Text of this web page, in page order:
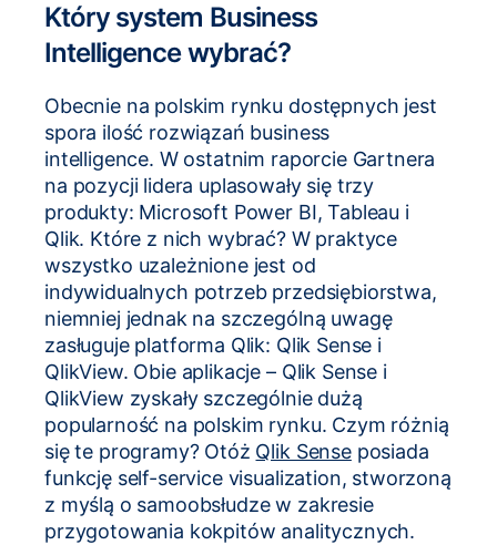
Który system Business
Intelligence wybrać?
Obecnie na polskim rynku dostępnych jest
spora ilość rozwiązań business
intelligence. W ostatnim raporcie Gartnera
na pozycji lidera uplasowały się trzy
produkty: Microsoft Power BI, Tableau i
Qlik. Które z nich wybrać? W praktyce
wszystko uzależnione jest od
indywidualnych potrzeb przedsiębiorstwa,
niemniej jednak na szczególną uwagę
zasługuje platforma Qlik: Qlik Sense i
QlikView. Obie aplikacje – Qlik Sense i
QlikView zyskały szczególnie dużą
popularność na polskim rynku. Czym różnią
się te programy? Otóż Qlik Senseposiada
funkcję self-service visualization, stworzoną
z myślą o samoobsłudze w zakresie
przygotowania kokpitów analitycznych.